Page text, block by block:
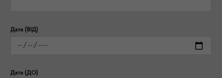
Дата (ВІД)
Дата (ДО)